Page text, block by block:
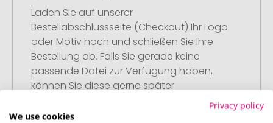
Laden Sie auf unserer
Bestellabschlussseite (Checkout) Ihr Logo
oder Motiv hoch und schließen Sie Ihre
Bestellung ab. Falls Sie gerade keine
passende Datei zur Verfügung haben,
können Sie diese gerne später
Privacy policy
We use cookies